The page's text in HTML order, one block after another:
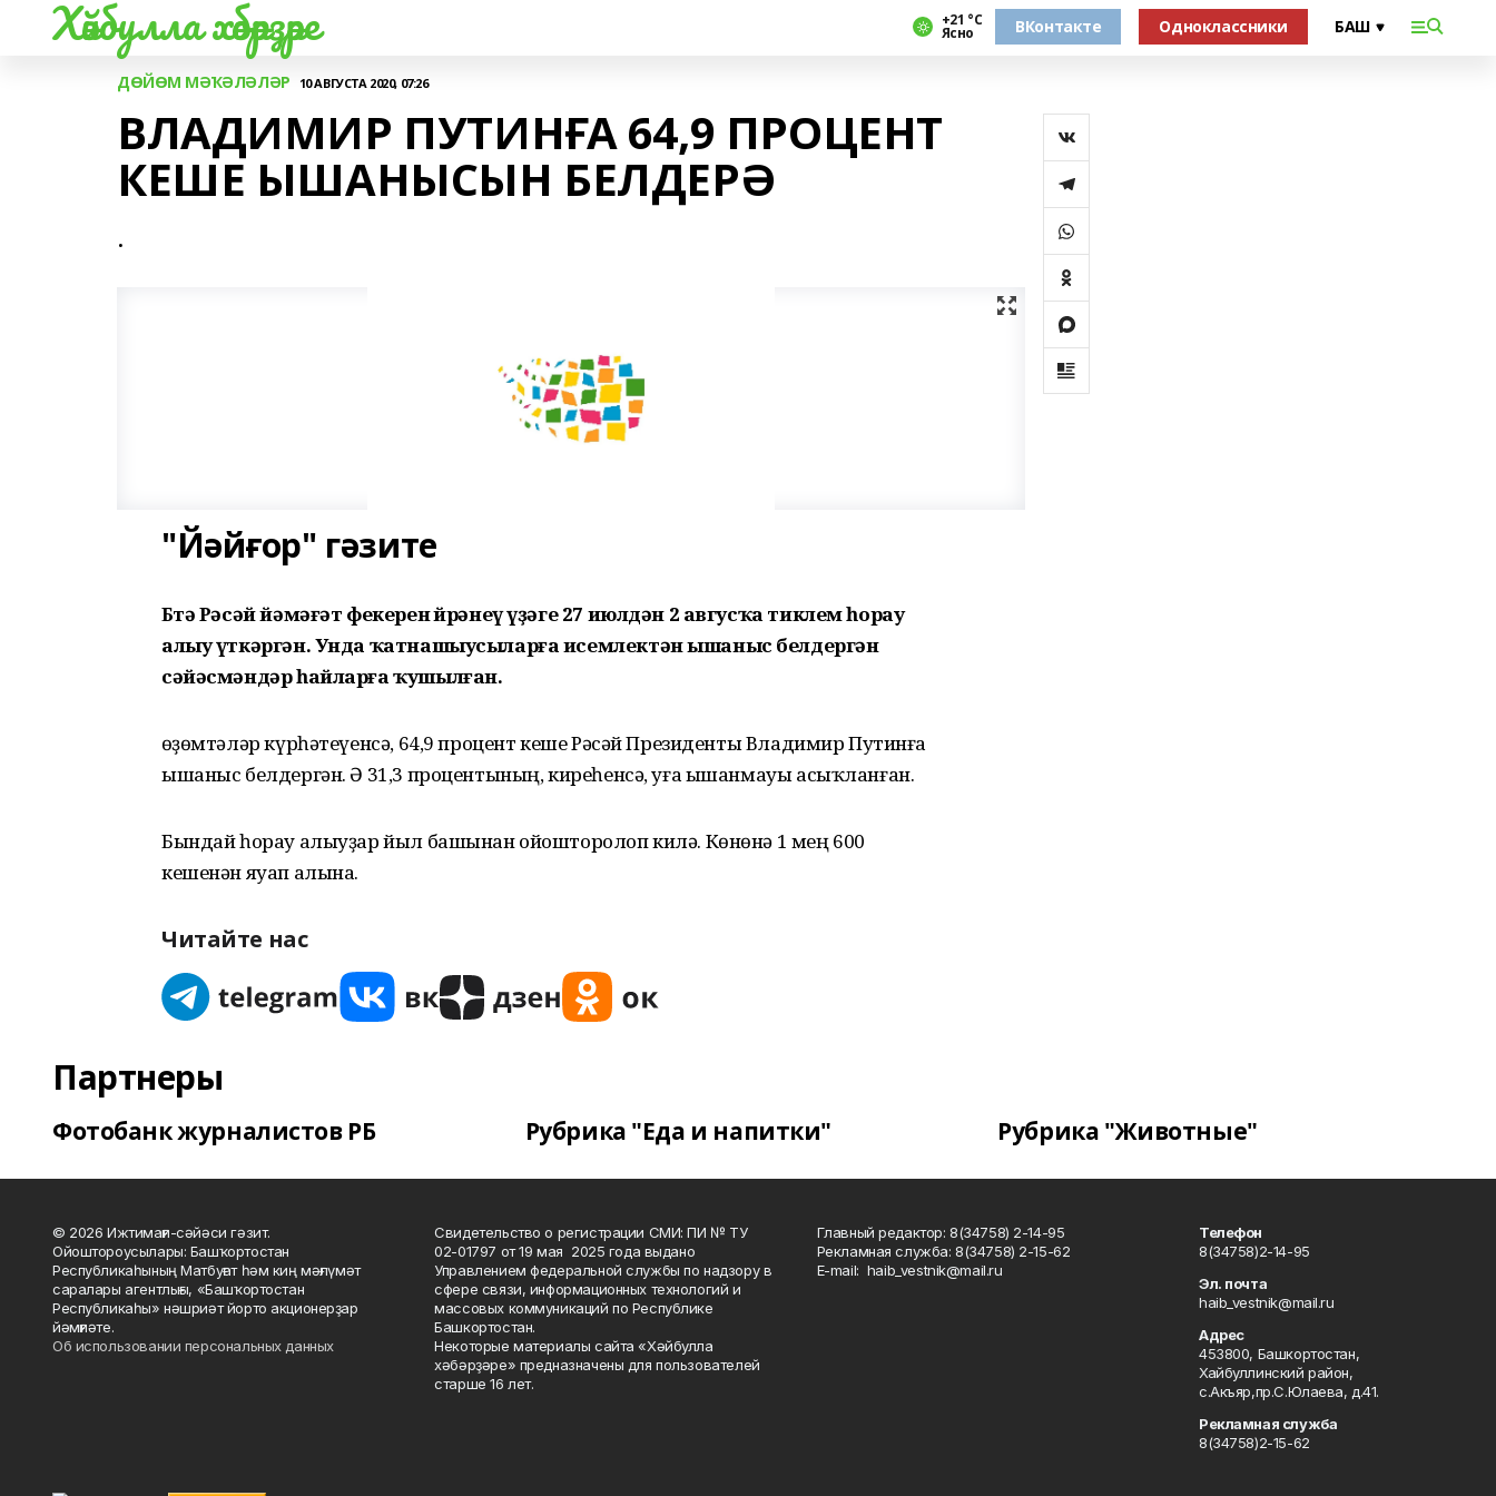
Хәйбулла хәбәрҙәре +21 °С
Ясно ВКонтакте Одноклассники
ДӨЙӨМ МӘҠӘЛӘЛӘР 10 АВГУСТА 2020, 07:26
ВЛАДИМИР ПУТИНҒА 64,9 ПРОЦЕНТ
КЕШЕ ЫШАНЫСЫН БЕЛДЕРӘ
.
"Йәйғор" гәзите
Бөтә Рәсәй йәмәғәт фекерен өйрәнеү үҙәге 27 июлдән 2 авгусҡа тиклем һорау
алыу үткәргән. Унда ҡатнашыусыларға исемлектән ышаныс белдергән
сәйәсмәндәр һайларға ҡушылған.
Һөҙөмтәләр күрһәтеүенсә, 64,9 процент кеше Рәсәй Президенты Владимир Путинға
ышаныс белдергән. Ә 31,3 процентының, киреһенсә, уға ышанмауы асыҡланған.
Бындай һорау алыуҙар йыл башынан ойошторолоп килә. Көнөнә 1 мең 600
кешенән яуап алына.
Читайте нас
Партнеры
Фотобанк журналистов РБ Рубрика "Еда и напитки" Рубрика "Животные"
© 2026 Ижтимағи-сәйәси гәзит.
Ойоштороусылары: Башҡортостан
Республикаһының Матбуғат һәм киң мәғлүмәт
саралары агентлығы, «Башҡортостан
Республикаһы» нәшриәт йорто акционерҙар
йәмғиәте.
Об использовании персональных данных
Свидетельство о регистрации СМИ: ПИ № ТУ
02-01797 от 19 мая 2025 года выдано
Управлением федеральной службы по надзору в
сфере связи, информационных технологий и
массовых коммуникаций по Республике
Башкортостан.
Некоторые материалы сайта «Хәйбулла
хәбәрҙәре» предназначены для пользователей
старше 16 лет.
Главный редактор: 8(34758) 2-14-95
Рекламная служба: 8(34758) 2-15-62
Е-mаil: haib_vestnik@mail.ru
Телефон
8(34758)2-14-95
Эл. почта
haib_vestnik@mail.ru
Адрес
453800, Башкортостан,
Хайбуллинский район,
с.Акъяр,пр.С.Юлаева, д.41.
Рекламная служба
8(34758)2-15-62